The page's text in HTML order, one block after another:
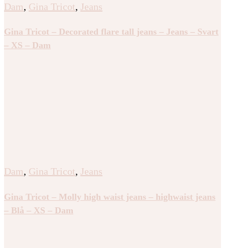
Dam, Gina Tricot, Jeans
Gina Tricot – Decorated flare tall jeans – Jeans – Svart
– XS – Dam
Dam, Gina Tricot, Jeans
Gina Tricot – Molly high waist jeans – highwaist jeans
– Blå – XS – Dam